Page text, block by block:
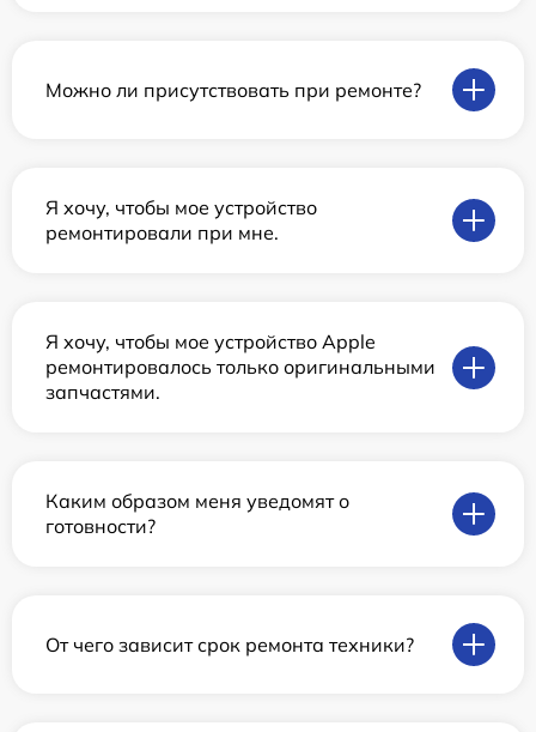
Можно ли присутствовать при ремонте?
Я хочу, чтобы мое устройство
ремонтировали при мне.
Я хочу, чтобы мое устройство Apple
ремонтировалось только оригинальными
запчастями.
Каким образом меня уведомят о
готовности?
От чего зависит срок ремонта техники?